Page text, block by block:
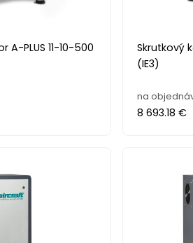
PLUS 11-10-500
Skrutkový
(IE3)
na
8 693.18 €